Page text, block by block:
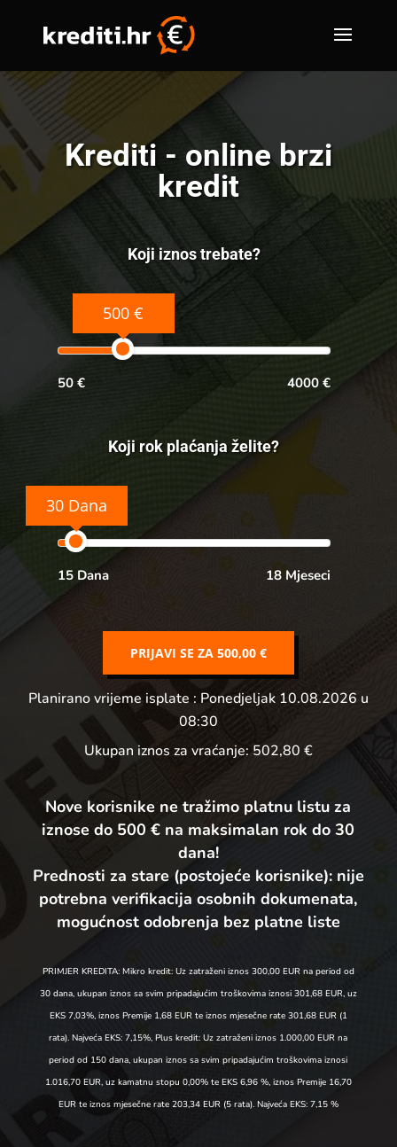
Krediti - online brzi
kredit
Koji iznos trebate?
500 €
50 € 4000 €
Koji rok plaćanja želite?
30 Dana
15 Dana 18 Mjeseci
PRIJAVI SE ZA 500,00 €
Planirano vrijeme isplate : Ponedjeljak 10.08.2026 u
08:30
Ukupan iznos za vraćanje: 502,80 €
Nove korisnike ne tražimo platnu listu za
iznose do 500 € na maksimalan rok do 30
dana!
Prednosti za stare (postojeće korisnike): nije
potrebna verifikacija osobnih dokumenata,
mogućnost odobrenja bez platne liste
PRIMJER KREDITA: Mikro kredit: Uz zatraženi iznos 300,00 EUR na period od
30 dana, ukupan iznos sa svim pripadajućim troškovima iznosi 301,68 EUR, uz
EKS 7,03%, iznos Premije 1,68 EUR te iznos mjesečne rate 301,68 EUR (1
rata). Najveća EKS: 7,15%, Plus kredit: Uz zatraženi iznos 1.000,00 EUR na
period od 150 dana, ukupan iznos sa svim pripadajućim troškovima iznosi
1.016,70 EUR, uz kamatnu stopu 0,00% te EKS 6,96 %, iznos Premije 16,70
EUR te iznos mjesečne rate 203,34 EUR (5 rata). Najveća EKS: 7,15 %